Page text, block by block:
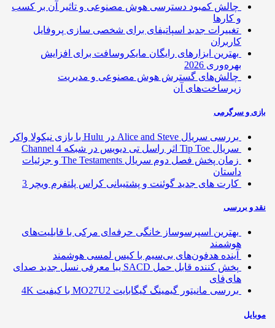
چالش کمبود دسترسی هوش مصنوعی و تاثیر آن بر کسب
و کارها
تغییرات جدید اسپاتیفای برای شخصی سازی پروفایل
کاربران
بهترین ابزارهای رایگان مایکروسافت برای افزایش
بهره‌وری 2026
چالش‌های گسترش هوش مصنوعی و مدیریت
زیرساخت‌های آن
و سرگرمی
بررسی سریال Alice and Steve در Hulu با بازی نیکولا واکر
سریال Tip Toe اثر راسل تی دیویس در شبکه Channel 4
زمان پخش فصل دوم سریال The Testaments و جزئیات
داستان
کارت های جدید گوئنت و پشتیبانی کراس پلتفرم ویچر 3
و بررسی
بهترین اسپرسوساز خانگی حرفه‌ای مرکی با قابلیت‌های
هوشمند
آینده هدفون‌های بی‌سیم با کیس لمسی هوشمند
پخش کننده قابل حمل SACD یبا معرفی نسل جدید صدای
های‌فای
بررسی مانیتور گیمینگ گیگابایت MO27U2 با کیفیت 4K